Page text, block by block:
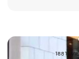
18813